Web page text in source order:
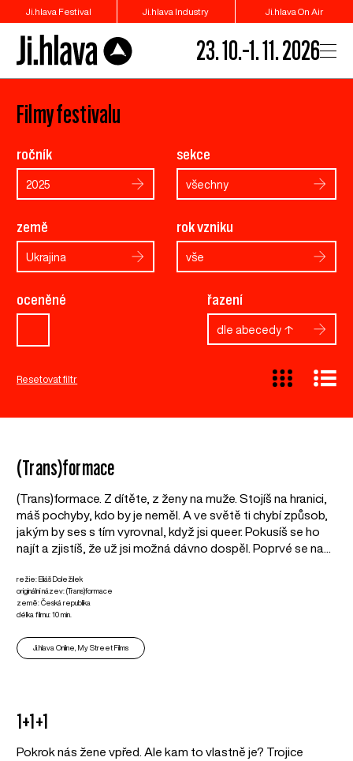
Ji.hlava Festival Ji.hlava Industry Ji.hlava On Air
23. 10.–1. 11. 2026
Filmy festivalu
ročník
2025
sekce
všechny
země
Ukrajina
rok vzniku
vše
oceněné řazení
dle abecedy ↑
Resetovat filtr
(Trans)formace
(Trans)formace. Z dítěte, z ženy na muže. Stojíš na hranici,
máš pochyby, kdo by je neměl. A ve světě ti chybí způsob,
jakým by ses s tím vyrovnal, když jsi queer. Pokusíš se ho
najít a zjistíš, že už jsi možná dávno dospěl. Poprvé se na...
režie: Eliáš Doležílek
originální název: (Trans)formace
země: Česká republika
délka filmu: 10 min.
Ji.hlava Online, My Street Films
1+1+1
Pokrok nás žene vpřed. Ale kam to vlastně je? Trojice